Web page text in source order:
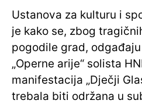
Ustanova za kulturu i
je kako se, zbog
pogodile grad,
„Operne arije“ solista
manifestacija „Dječji
trebala biti održana u